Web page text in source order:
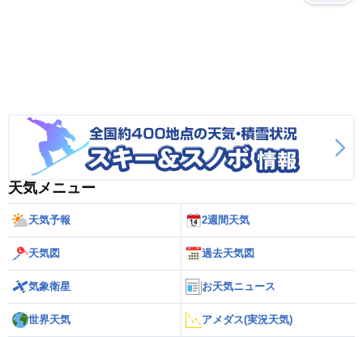
天気メニュー
天気予報 2週間天気
天気図 過去天気図
気象衛星 お天気ニュース
世界天気 アメダス(実況天気)